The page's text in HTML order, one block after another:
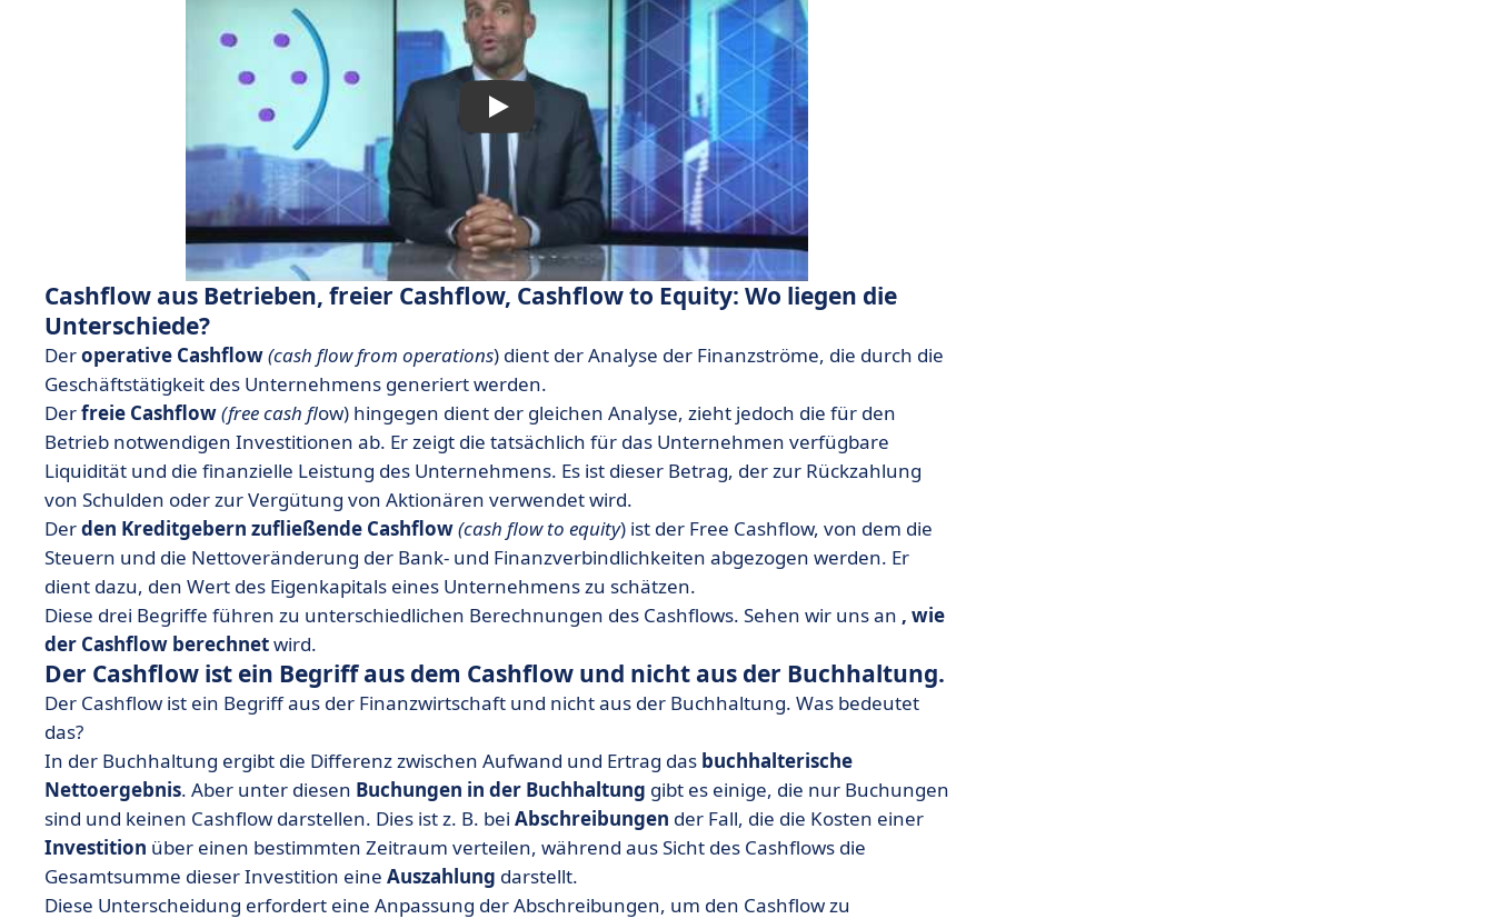
Cashflow aus Betrieben, freier Cashflow, Cashflow to Equity: Wo liegen die
Unterschiede?
Deroperative Cashflow(cash flow from operations) dient der Analyse der Finanzströme, die durch die
Geschäftstätigkeit des Unternehmens generiert werden.
Derfreie Cashflow(free cash flow) hingegen dient der gleichen Analyse, zieht jedoch die für den
Betrieb notwendigen Investitionen ab. Er zeigt die tatsächlich für das Unternehmen verfügbare
Liquidität und die finanzielle Leistung des Unternehmens. Es ist dieser Betrag, der zur Rückzahlung
von Schulden oder zur Vergütung von Aktionären verwendet wird.
Derden Kreditgebern zufließende Cashflow(cash flow to equity) ist der Free Cashflow, von dem die
Steuern und die Nettoveränderung der Bank- und Finanzverbindlichkeiten abgezogen werden. Er
dient dazu, den Wert des Eigenkapitals eines Unternehmens zu schätzen.
Diese drei Begriffe führen zu unterschiedlichen Berechnungen des Cashflows. Sehen wir uns an , wie
der Cashflow berechnetwird.
Der Cashflow ist ein Begriff aus dem Cashflow und nicht aus der Buchhaltung.
Der Cashflow ist ein Begriff aus der Finanzwirtschaft und nicht aus der Buchhaltung. Was bedeutet
das?
In der Buchhaltung ergibt die Differenz zwischen Aufwand und Ertrag das buchhalterische
Nettoergebnis. Aber unter diesen Buchungen in der Buchhaltung gibt es einige, die nur Buchungen
sind und keinen Cashflow darstellen. Dies ist z. B. bei Abschreibungen der Fall, die die Kosten einer
Investition über einen bestimmten Zeitraum verteilen, während aus Sicht des Cashflows die
Gesamtsumme dieser Investition eine Auszahlung darstellt.
Diese Unterscheidung erfordert eine Anpassung der Abschreibungen, um den Cashflow zu